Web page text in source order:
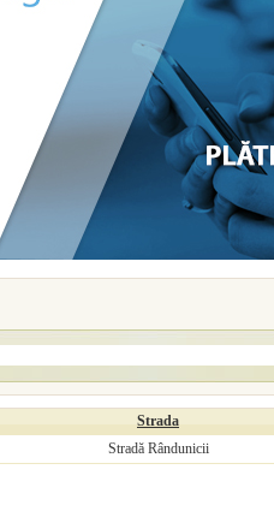
Strada
Stradă Rândunicii